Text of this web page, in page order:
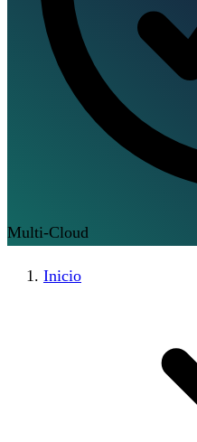
Multi-Cloud
Inicio